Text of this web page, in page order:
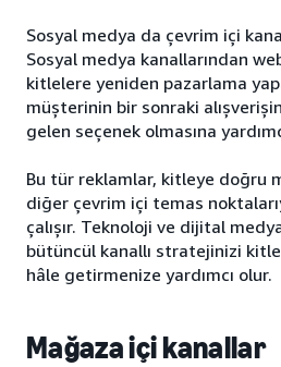
Sosyal medya da çevrim içi
Sosyal medya kanallarından
kitlelere yeniden pazarlama
müşterinin bir sonraki
gelen seçenek olmasına
Bu tür reklamlar, kitleye doğru
diğer çevrim içi temas
çalışır. Teknoloji ve dijital
bütüncül kanallı stratejinizi
hâle getirmenize yardımcı olur.
Mağaza içi kanallar